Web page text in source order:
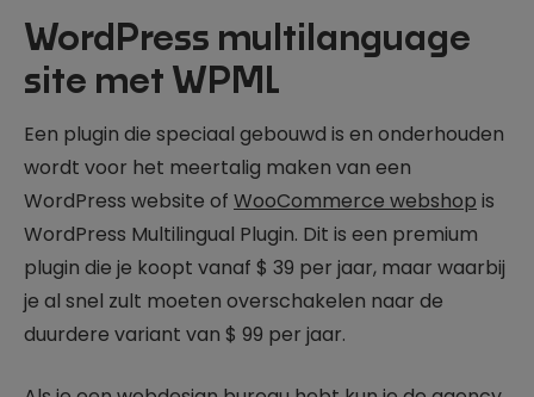
WordPress multilanguage
site met WPML
Een plugin die speciaal gebouwd is en onderhouden
wordt voor het meertalig maken van een
WordPress website of WooCommerce webshop is
WordPress Multilingual Plugin. Dit is een premium
plugin die je koopt vanaf $ 39 per jaar, maar waarbij
je al snel zult moeten overschakelen naar de
duurdere variant van $ 99 per jaar.